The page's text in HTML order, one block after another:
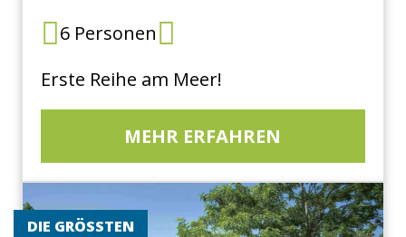
6 Personen
Erste Reihe am Meer!
MEHR ERFAHREN
DIE GRÖSSTEN